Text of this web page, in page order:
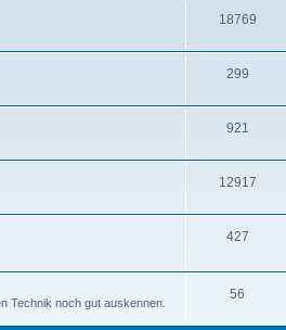
18769T
m
n
299T
e
m
e
n
921
e
m
n
12917T
n
427T
Technik noch gut auskennen.
56